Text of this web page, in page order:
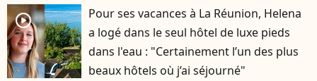
player2
Pour ses vacances à La Réunion, Helena
a logé dans le seul hôtel de luxe pieds
dans l'eau : "Certainement l’un des plus
beaux hôtels où j’ai séjourné"